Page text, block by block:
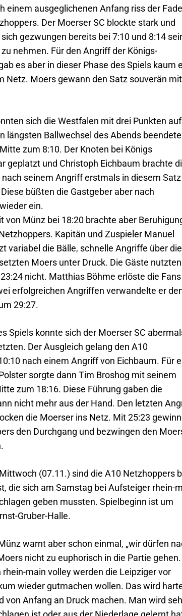
einem ausgeglichenen Anfang riss der
Der Moerser SC blockte stark und
gezwungen bereits bei 7:10 und 8:14
nehmen. Für den Angriff der Königs-
es aber in dieser Phase des Spiels kaum
Netz. Moers gewann den Satz souverän mit
sich die Westfalen mit drei Punkten auf
längsten Ballwechsel des Abends beendete
zum 8:10. Der Knoten bei Königs
geplatzt und Christoph Eichbaum brachte
seinem Angriff erstmals in diesem
büßten die Gastgeber aber nach
ein.
von Münz bei 18:20 brachte aber
Kapitän und Zuspieler Manuel
variabel die Bälle, schnelle Angriffe über die
Moers unter Druck. Die Gäste nutzten
nicht. Matthias Böhme erlöste die Fans
erfolgreichen Angriffen verwandelte er
29:27.
Spiels konnte sich der Moerser SC
Der Ausgleich gelang den A10
nach einem Angriff von Eichbaum. Für
sorgte dann Tim Broshog mit seinem
zum 18:16. Diese Führung gaben die
nicht mehr aus der Hand. Den letzten
die Moerser ins Netz. Mit 25:23
den Durchgang und bezwingen den
(07.11.) sind die A10 Netzhoppers
die sich am Samstag bei Aufsteiger rhein-
geben mussten. Spielbeginn ist um
Gruber-Halle.
warnt aber schon einmal, „wir dürfen
nicht zu euphorisch in die Partie gehen.
rhein-main volley werden die Leipziger vor
wieder gutmachen wollen. Das wird
von Anfang an Druck machen. Man wird